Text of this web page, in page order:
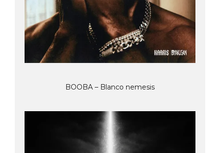
BOOBA – Blanco nemesis